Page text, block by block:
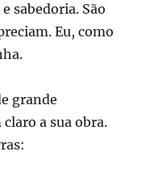
sabedoria. São
Eu, como
grande
a sua obra.